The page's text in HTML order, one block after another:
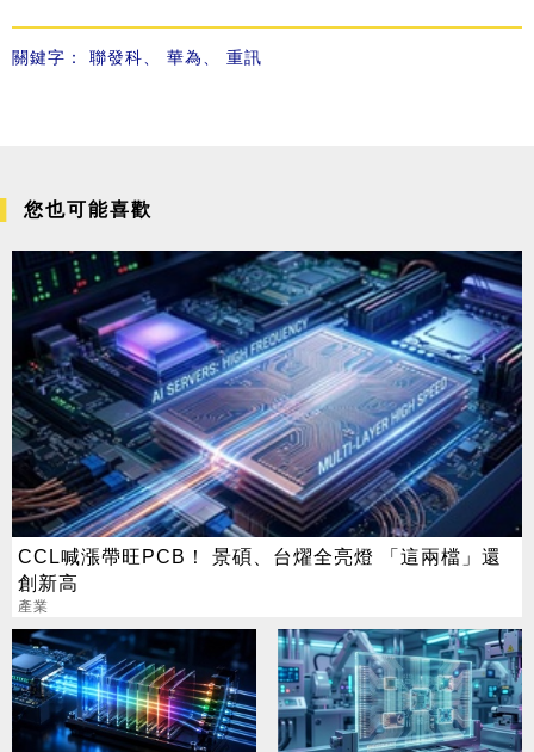
關鍵字： 聯發科 華為 重訊
您也可能喜歡
CCL喊漲帶旺PCB！ 景碩、台燿全亮燈 「這兩檔」還
創新高
產業